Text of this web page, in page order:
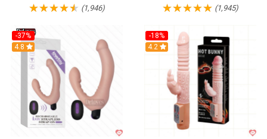
(1,946) (1,945)
-37%
Hot
4.8
-18%
Hot
4.2